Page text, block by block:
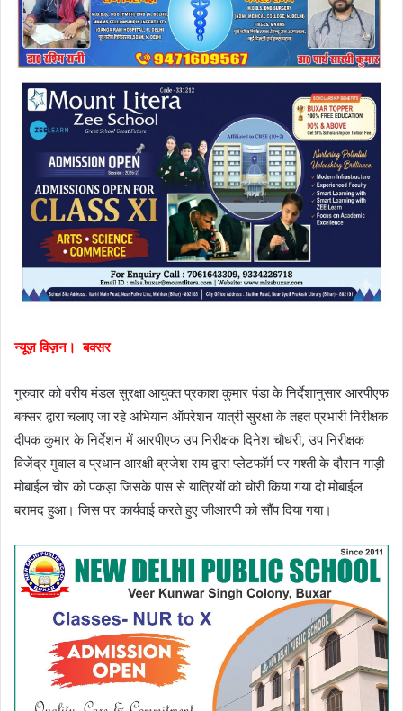
न्यूज़ विज़न। बक्सर
गुरुवार को वरीय मंडल सुरक्षा आयुक्त प्रकाश कुमार पंडा के निर्देशानुसार आरपीएफ
बक्सर द्वारा चलाए जा रहे अभियान ऑपरेशन यात्री सुरक्षा के तहत प्रभारी निरीक्षक
दीपक कुमार के निर्देशन में आरपीएफ उप निरीक्षक दिनेश चौधरी, उप निरीक्षक
विजेंद्र मुवाल व प्रधान आरक्षी ब्रजेश राय द्वारा प्लेटफॉर्म पर गश्ती के दौरान गाड़ी
मोबाईल चोर को पकड़ा जिसके पास से यात्रियों को चोरी किया गया दो मोबाईल
बरामद हुआ। जिस पर कार्यवाई करते हुए जीआरपी को सौंप दिया गया।